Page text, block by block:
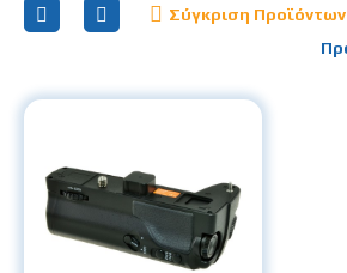
Σύγκριση Προϊόντων